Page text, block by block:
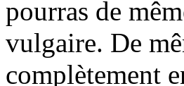
pourras de
vulgaire. De
complètement